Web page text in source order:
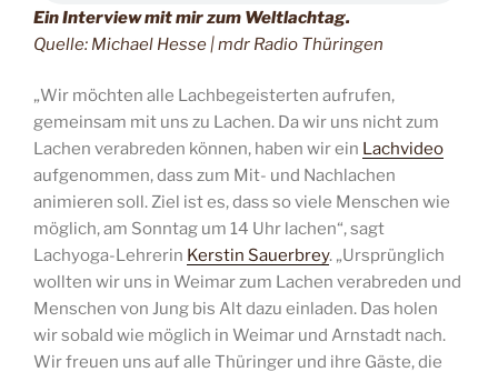
Ein Interview mit mir zum Weltlachtag.
Quelle: Michael Hesse | mdr Radio Thüringen
„Wir möchten alle Lachbegeisterten aufrufen,
gemeinsam mit uns zu Lachen. Da wir uns nicht zum
Lachen verabreden können, haben wir ein Lachvideo
aufgenommen, dass zum Mit- und Nachlachen
animieren soll. Ziel ist es, dass so viele Menschen wie
möglich, am Sonntag um 14 Uhr lachen“, sagt
Lachyoga-Lehrerin Kerstin Sauerbrey. „Ursprünglich
wollten wir uns in Weimar zum Lachen verabreden und
Menschen von Jung bis Alt dazu einladen. Das holen
wir sobald wie möglich in Weimar und Arnstadt nach.
Wir freuen uns auf alle Thüringer und ihre Gäste, die